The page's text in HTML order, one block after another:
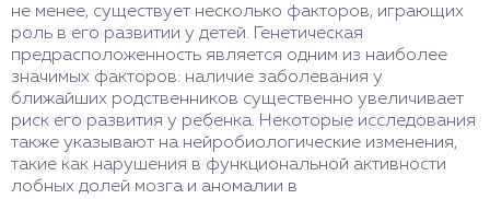
не менее, существует несколько факторов, играющих
роль в его развитии у детей. Генетическая
предрасположенность является одним из наиболее
значимых факторов: наличие заболевания у
ближайших родственников существенно увеличивает
риск его развития у ребенка. Некоторые исследования
также указывают на нейробиологические изменения,
такие как нарушения в функциональной активности
лобных долей мозга и аномалии в